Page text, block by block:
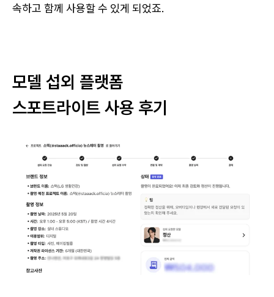
속하고 함께 사용할 수 있게 되었죠.
모델 섭외 플랫폼
스포트라이트 사용 후기